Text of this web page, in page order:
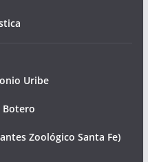
Uribe
Botero
Zoológico Santa Fe)